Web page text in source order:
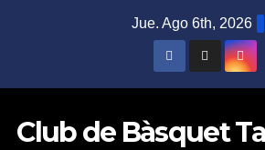
Jue. Ago 6th, 2026
Club de Bàsquet